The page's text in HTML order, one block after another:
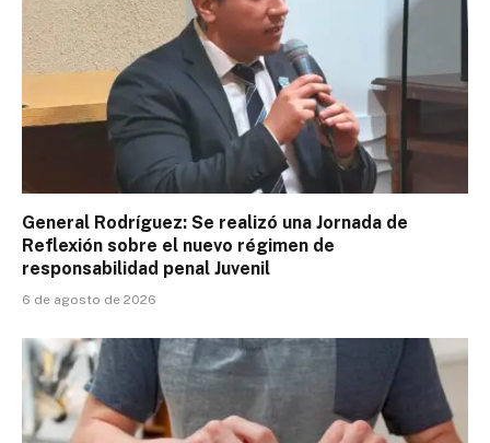
General Rodríguez: Se realizó una Jornada de
Reflexión sobre el nuevo régimen de
responsabilidad penal Juvenil
6 de agosto de 2026